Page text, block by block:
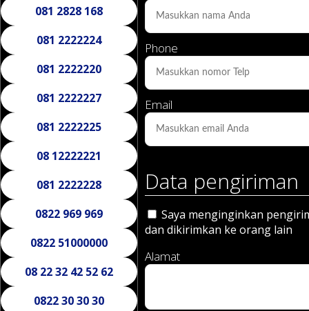
081 2828 168
081 2222224
081 2222220
081 2222227
081 2222225
08 12222221
081 2222228
0822 969 969
0822 51000000
08 22 32 42 52 62
0822 30 30 30
Phone
Email
Data pengiriman
Saya menginginkan
dan dikirimkan ke orang lain
Alamat